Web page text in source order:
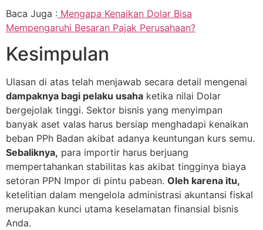
Baca Juga : Mengapa Kenaikan Dolar Bisa
Mempengaruhi Besaran Pajak Perusahaan?
Kesimpulan
Ulasan di atas telah menjawab secara detail mengenai
dampaknya bagi pelaku usaha ketika nilai Dolar
bergejolak tinggi. Sektor bisnis yang menyimpan
banyak aset valas harus bersiap menghadapi kenaikan
beban PPh Badan akibat adanya keuntungan kurs semu.
Sebaliknya, para importir harus berjuang
mempertahankan stabilitas kas akibat tingginya biaya
setoran PPN Impor di pintu pabean. Oleh karena itu,
ketelitian dalam mengelola administrasi akuntansi fiskal
merupakan kunci utama keselamatan finansial bisnis
Anda.